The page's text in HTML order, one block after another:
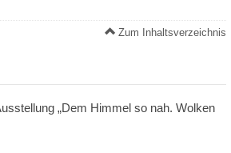
Zum Inhaltsverzeichnis
„Dem Himmel so nah. Wolken